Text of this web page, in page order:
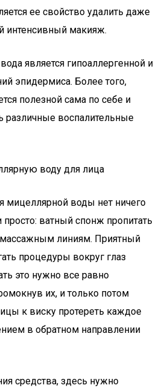
ее свойство удалить даже
макияж.
является гипоаллергенной и
эпидермиса. Более того,
полезной сама по себе и
различные воспалительные
воду для лица
мицеллярной воды нет ничего
просто: ватный спонж пропитать
массажным линиям. Приятный
процедуры вокруг глаз
это нужно все равно
их, и только потом
к виску протереть каждое
в обратном направлении
средства, здесь нужно